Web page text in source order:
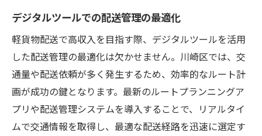
デジタルツールでの配送管理の最適化
軽貨物配送で高収入を目指す際、デジタルツールを活用
した配送管理の最適化は欠かせません。川崎区では、交
通量や配送依頼が多く発生するため、効率的なルート計
画が成功の鍵となります。最新のルートプランニングア
プリや配送管理システムを導入することで、リアルタイ
ムで交通情報を取得し、最適な配送経路を迅速に選定す